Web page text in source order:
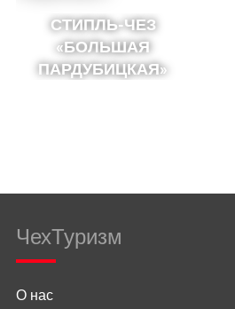
СТИПЛЬ-ЧЕЗ
«БОЛЬШАЯ
ПАРДУБИЦКАЯ»
ЧехТуризм
О нас